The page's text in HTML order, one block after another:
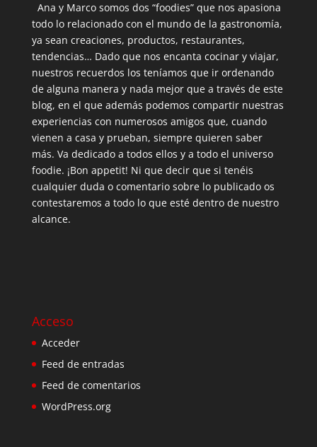
Ana y Marco somos dos “foodies” que nos apasiona
todo lo relacionado con el mundo de la gastronomía,
ya sean creaciones, productos, restaurantes,
tendencias… Dado que nos encanta cocinar y viajar,
nuestros recuerdos los teníamos que ir ordenando
de alguna manera y nada mejor que a través de este
blog, en el que además podemos compartir nuestras
experiencias con numerosos amigos que, cuando
vienen a casa y prueban, siempre quieren saber
más. Va dedicado a todos ellos y a todo el universo
foodie. ¡Bon appetit! Ni que decir que si tenéis
cualquier duda o comentario sobre lo publicado os
contestaremos a todo lo que esté dentro de nuestro
alcance.
Acceso
Acceder
Feed de entradas
Feed de comentarios
WordPress.org